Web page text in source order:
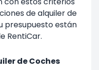
de alquiler de
presupuesto están
RentiCar.
de Coches